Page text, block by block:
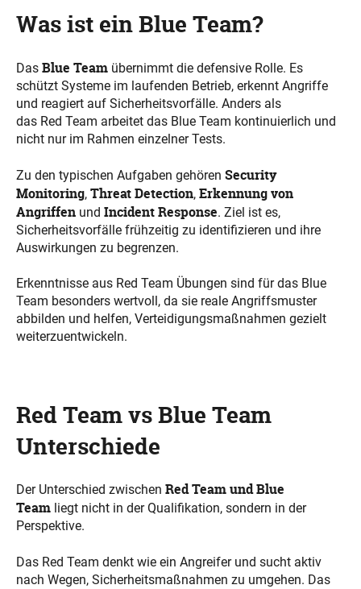
Was ist ein Blue Team?
Das Blue Team übernimmt die defensive Rolle. Es
schützt Systeme im laufenden Betrieb, erkennt Angriffe
und reagiert auf Sicherheitsvorfälle. Anders als
das Red Team arbeitet das Blue Team kontinuierlich und
nicht nur im Rahmen einzelner Tests.
Zu den typischen Aufgaben gehören Security
Monitoring, Threat Detection, Erkennung von
Angriffen und Incident Response. Ziel ist es,
Sicherheitsvorfälle frühzeitig zu identifizieren und ihre
Auswirkungen zu begrenzen.
Erkenntnisse aus Red Team Übungen sind für das Blue
Team besonders wertvoll, da sie reale Angriffsmuster
abbilden und helfen, Verteidigungsmaßnahmen gezielt
weiterzuentwickeln.
Red Team vs Blue Team
Unterschiede
Der Unterschied zwischen Red Team und Blue
Team liegt nicht in der Qualifikation, sondern in der
Perspektive.
Das Red Team denkt wie ein Angreifer und sucht aktiv
nach Wegen, Sicherheitsmaßnahmen zu umgehen. Das